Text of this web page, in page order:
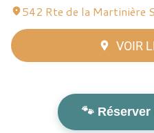
542 Rte de la Martinière
VOIR
🐾